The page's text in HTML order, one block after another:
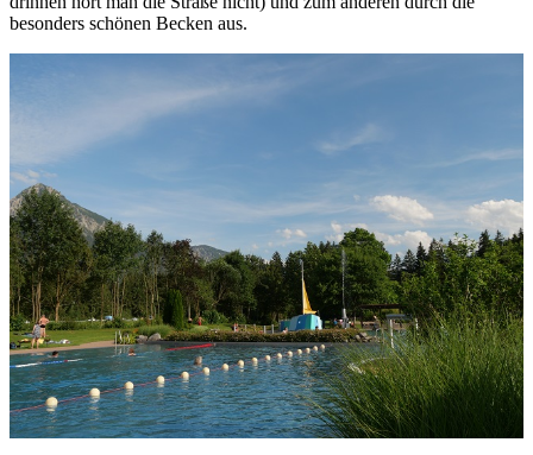
besonders schönen Becken aus.